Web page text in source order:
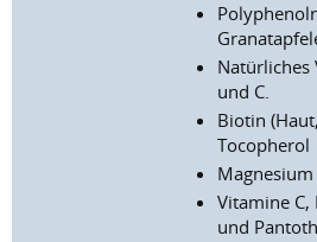
Natürliches
und C.
Biotin
Tocopherol
Magnesium
Vitamine C,
und